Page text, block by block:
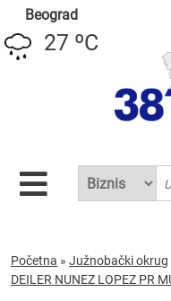
Beograd
27 ºC
Početna » Južnobački okrug
DEILER NUNEZ LOPEZ PR